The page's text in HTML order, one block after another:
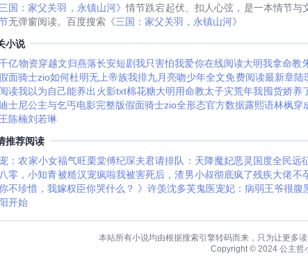
三国：家父关羽，永镇山河》情节跌宕起伏、扣人心弦，是一本情节
无弹窗阅读。百度搜索《三国：家父关羽，永镇山河》
小说
亿物资穿越文归燕落长安短剧我只害怕我爱你在线阅读大明我拿命教
面骑士zio如何杜明无上帝族我排九月亮吻少年全文免费阅读最新章陆
读我以为自己能养出火影txt棉花糖大明用命教太子灾荒年我囤货娇养
士尼公主与乞丐电影完整版假面骑士zio全形态官方数据露熙语林枫穿
陈楠刘若琳
推荐阅读
：农家小女福气旺栗棠傅纪琛夫君请排队：天降魔妃恶灵国度全民远
零，小知青被糙汉宠疯啦我被害死后，渣男小叔彻底疯了残疾大佬不
你不珍惜，我嫁权臣你哭什么？ 》许羡沈多芙鬼医宠妃：病弱王爷很腹
开始
本站所有小说均由根据搜索引擎转码而来，只为让更多
Copyright © 2024 公主哲